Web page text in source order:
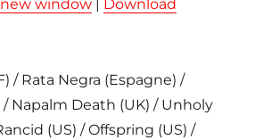
new window | Download
/ Rata Negra (Espagne) /
/ Napalm Death (UK) / Unholy
(US) / Offspring (US) /